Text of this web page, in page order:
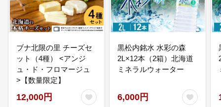
06
交流・定住・移住
交流観光、定住、移住及び二地域
ーク事業 若者定住促進事業（生活
応援助成、奨学金返還助成）
医療 保健及び福祉を担う職員の養
ブナ北限の里 チーズセ
ット（4種） <アンジ
ュ・ド・フロマージュ
>【数量限定】
12,000円
黒松内銘水 水彩の森
2L×12本（2箱）北海道
ミネラルウォーター
6,000円